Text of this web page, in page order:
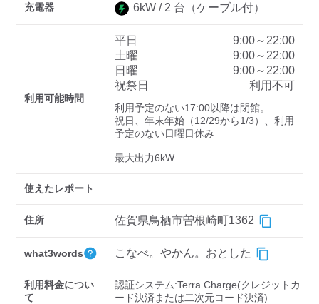
EV充電エネチェンジ e-Mobility Power
三菱ディーラーを表示
日産ディーラーを表示
トヨタディーラーを表
すべて 中速-20kW-以上
充電器 6kW / 2 台 （ケーブル付）
利用可能時間
平日
9:00～22:00
土曜
9:00～22:00
日曜
9:00～22:00
祝祭日
利用不可
利用予定のない17:00以降は閉館。
祝日、年末年始（12/29から1/3）、利用
予定のない日曜日休み
最大出力6kW
使えたレポート
住所 佐賀県鳥栖市曽根崎町1362
what3words こなべ。やかん。おとした
利用料金につい
て
認証システム:Terra Charge(クレジットカ